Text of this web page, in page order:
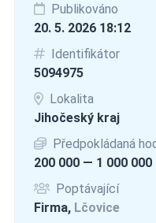
Publikováno
20. 5. 2026 18:12
Identifikátor
5094975
Lokalita
Jihočeský kraj
Předpokládaná
200 000 — 1 000 000
Poptávající
Firma, Lčovice